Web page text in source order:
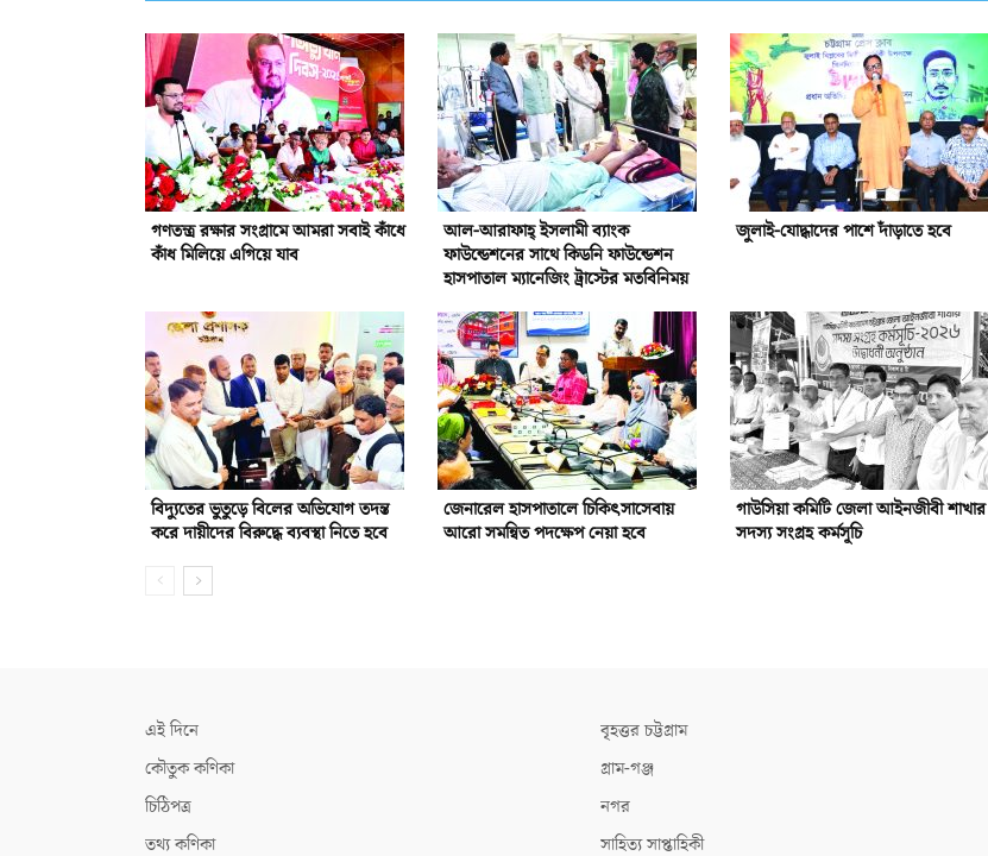
গণতন্ত্র রক্ষার সংগ্রামে আমরা সবাই কাঁধে
কাঁধ মিলিয়ে এগিয়ে যাব
আল-আরাফাহ্‌ ইসলামী ব্যাংক
ফাউন্ডেশনের সাথে কিডনি ফাউন্ডেশন
হাসপাতাল ম্যানেজিং ট্রাস্টের মতবিনিময়
জুলাই-যোদ্ধাদের পাশে দাঁড়াতে হবে
বিদ্যুতের ভুতুড়ে বিলের অভিযোগ তদন্ত
করে দায়ীদের বিরুদ্ধে ব্যবস্থা নিতে হবে
জেনারেল হাসপাতালে চিকিৎসাসেবায়
আরো সমন্বিত পদক্ষেপ নেয়া হবে
গাউসিয়া কমিটি জেলা আইনজীবী শাখার
সদস্য সংগ্রহ কর্মসূচি
এই দিনে
কৌতুক কণিকা
চিঠিপত্র
তথ্য কণিকা
বৃহত্তর চট্টগ্রাম
গ্রাম-গঞ্জ
নগর
সাহিত্য সাপ্তাহিকী